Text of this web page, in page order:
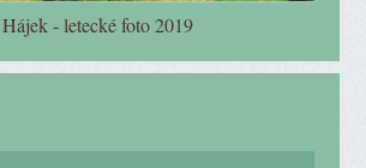
Hájek - letecké foto 2019